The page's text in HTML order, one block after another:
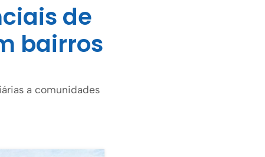
de
bairros
a comunidades